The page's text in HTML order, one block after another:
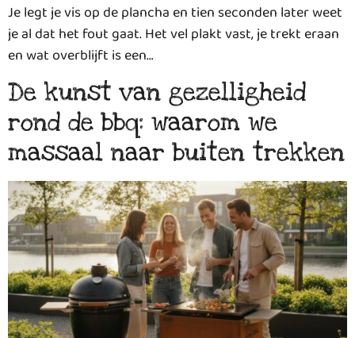
Je legt je vis op de plancha en tien seconden later weet
je al dat het fout gaat. Het vel plakt vast, je trekt eraan
en wat overblijft is een…
De kunst van gezelligheid
rond de bbq: waarom we
massaal naar buiten trekken